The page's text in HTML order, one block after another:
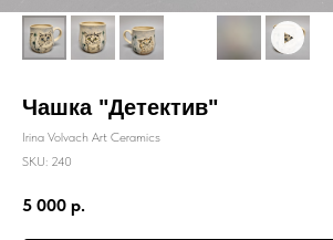
Чашка "Детектив"
Irina Volvach Art Ceramics
SKU: 240
5 000 р.